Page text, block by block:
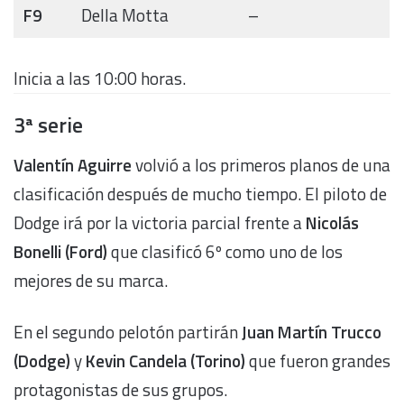
F9
Della Motta –
Inicia a las 10:00 horas.
3ª serie
Valentín Aguirrevolvió a los primeros planos de una
clasificación después de mucho tiempo. El piloto de
Dodge irá por la victoria parcial frente aNicolás
Bonelli (Ford)que clasificó 6º como uno de los
mejores de su marca.
En el segundo pelotón partiránJuan Martín Trucco
(Dodge)yKevin Candela (Torino)que fueron grandes
protagonistas de sus grupos.